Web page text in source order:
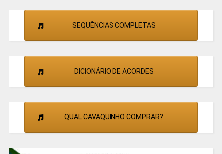
SEQUÊNCIAS COMPLETAS
DICIONÁRIO DE ACORDES
QUAL CAVAQUINHO COMPRAR?